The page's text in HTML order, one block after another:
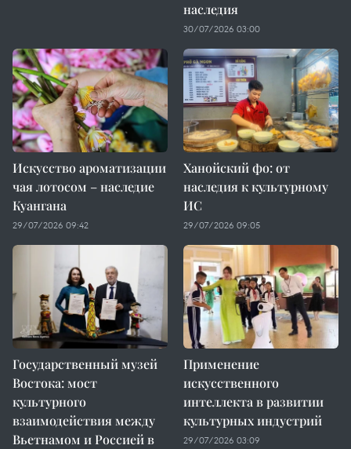
наследия
30/07/2026 03:00
Искусство ароматизации
чая лотосом – наследие
Куангана
29/07/2026 09:42
Ханойский фо: от
наследия к культурному
ИС
29/07/2026 09:05
Государственный музей
Востока: мост
культурного
взаимодействия между
Вьетнамом и Россией в
Применение
искусственного
интеллекта в развитии
культурных индустрий
29/07/2026 03:09